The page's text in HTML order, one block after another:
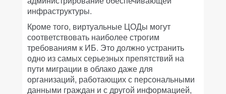
инфраструктуры.
Кроме того, виртуальные ЦОДы могут
соответствовать наиболее строгим
требованиям к ИБ. Это должно устранить
одно из самых серьезных препятствий на
пути миграции в облако даже для
организаций, работающих с персональными
данными граждан и с другой информацией,